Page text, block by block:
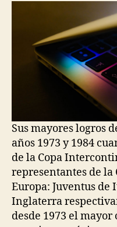
Sus mayores logros
años 1973 y 1984
de la Copa
representantes de la
Europa: Juventus
Inglaterra
desde 1973 el mayor